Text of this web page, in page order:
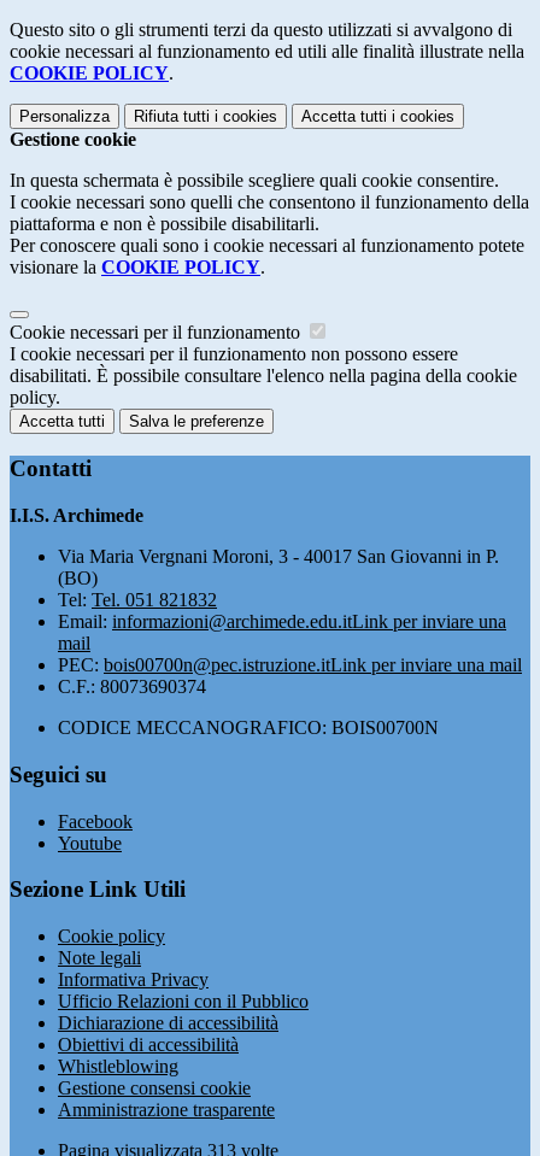
Questo sito o gli strumenti terzi da questo utilizzati si avvalgono di
cookie necessari al funzionamento ed utili alle finalità illustrate nella
COOKIE POLICY.
Personalizza Rifiuta tutti i cookies Accetta tutti i cookies
Gestione cookie
In questa schermata è possibile scegliere quali cookie consentire.
I cookie necessari sono quelli che consentono il funzionamento della
piattaforma e non è possibile disabilitarli.
Per conoscere quali sono i cookie necessari al funzionamento potete
visionare la COOKIE POLICY.
Cookie necessari per il funzionamento
I cookie necessari per il funzionamento non possono essere
disabilitati. È possibile consultare l'elenco nella pagina della cookie
policy.
Accetta tutti Salva le preferenze
Contatti
I.I.S. Archimede
Via Maria Vergnani Moroni, 3 - 40017 San Giovanni in P.
(BO)
Tel: Tel. 051 821832
Email: informazioni@archimede.edu.itLink per inviare una
mail
PEC: bois00700n@pec.istruzione.itLink per inviare una mail
C.F.: 80073690374
CODICE MECCANOGRAFICO: BOIS00700N
Seguici su
Facebook
Youtube
Sezione Link Utili
Cookie policy
Note legali
Informativa Privacy
Ufficio Relazioni con il Pubblico
Dichiarazione di accessibilità
Obiettivi di accessibilità
Whistleblowing
Gestione consensi cookie
Amministrazione trasparente
Pagina visualizzata 313 volte